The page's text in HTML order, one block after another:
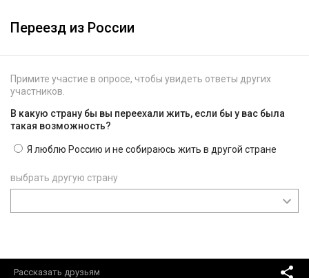
Переезд из России
Примите участие в опросе, чтобы увидеть ответы других
участников.
В какую страну бы вы переехали жить, если бы у вас была
такая возможность?
Я люблю Россию и не собираюсь жить в другой стране
выбрать другую страну
Рассказать друзьям